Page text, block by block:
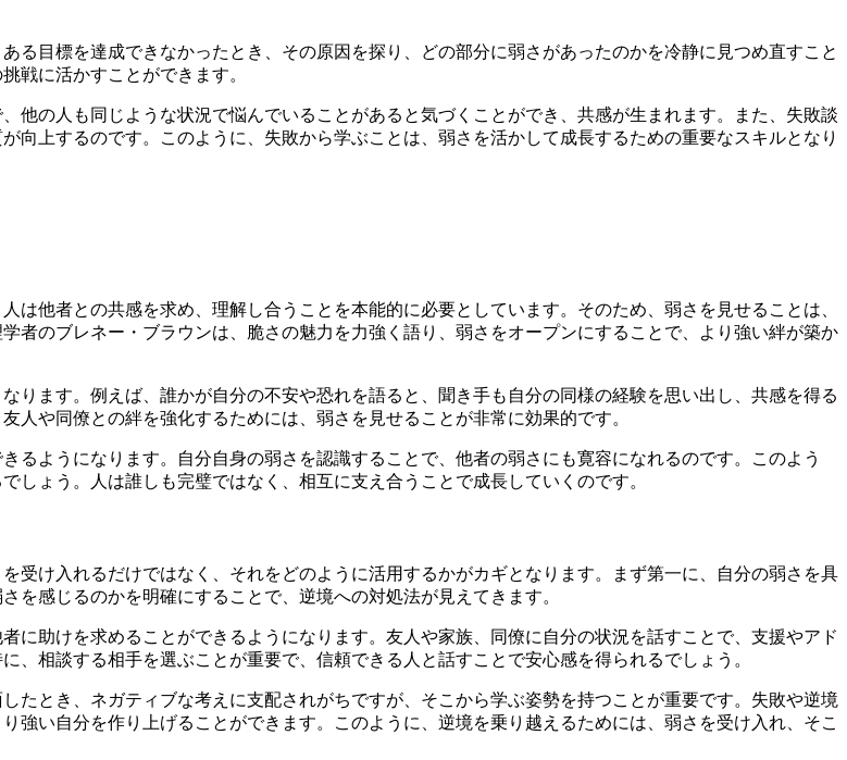
る目標を達成できなかったとき、その原因を探り、どの部分に弱さがあったのかを冷静に見つめ直すこと
戦に活かすことができます。
他の人も同じような状況で悩んでいることがあると気づくことができ、共感が生まれます。また、失敗談
向上するのです。このように、失敗から学ぶことは、弱さを活かして成長するための重要なスキルとなり
他者との共感を求め、理解し合うことを本能的に必要としています。そのため、弱さを見せることは、
者のブレネー・ブラウンは、脆さの魅力を力強く語り、弱さをオープンにすることで、より強い絆が築か
ります。例えば、誰かが自分の不安や恐れを語ると、聞き手も自分の同様の経験を思い出し、共感を得る
や同僚との絆を強化するためには、弱さを見せることが非常に効果的です。
るようになります。自分自身の弱さを認識することで、他者の弱さにも寛容になれるのです。このよう
ょう。人は誰しも完璧ではなく、相互に支え合うことで成長していくのです。
受け入れるだけではなく、それをどのように活用するかがカギとなります。まず第一に、自分の弱さを具
感じるのかを明確にすることで、逆境への対処法が見えてきます。
に助けを求めることができるようになります。友人や家族、同僚に自分の状況を話すことで、支援やアド
相談する相手を選ぶことが重要で、信頼できる人と話すことで安心感を得られるでしょう。
たとき、ネガティブな考えに支配されがちですが、そこから学ぶ姿勢を持つことが重要です。失敗や逆境
強い自分を作り上げることができます。このように、逆境を乗り越えるためには、弱さを受け入れ、そこ